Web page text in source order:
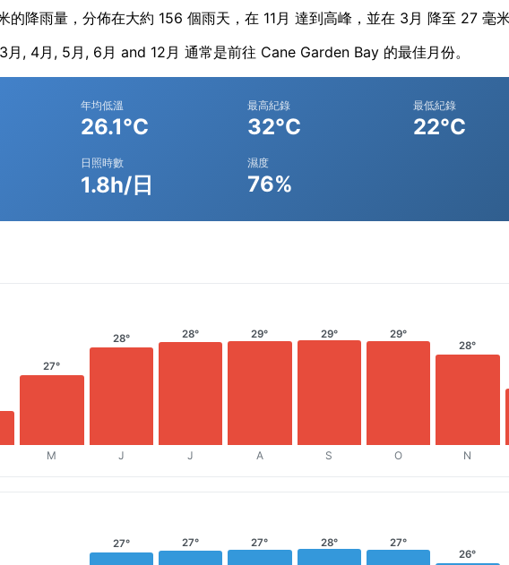
降雨量，分佈在大約 156 個雨天，在 11月 達到高峰，並在 3月 降至 27 毫
, 4月, 5月, 6月 and 12月 通常是前往 Cane Garden Bay 的最佳月份。
年均低溫
26.1°C
最高紀錄
32°C
最低紀錄
22°C
日照時數
1.8h/日
濕度
76%
27°
M
28°
J
28°
J
29°
A
29°
S
29°
O
28°
N
27° 27° 27° 28° 27°
26°